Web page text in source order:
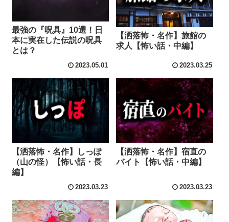
最強の『呪具』10選！日
本に実在した伝説の呪具
とは？
2023.05.01
【洒落怖・名作】旅館の
求人【怖い話・中編】
2023.03.25
【洒落怖・名作】しっぽ
（山の怪）【怖い話・長
編】
2023.03.23
【洒落怖・名作】宿直の
バイト【怖い話・中編】
2023.03.23